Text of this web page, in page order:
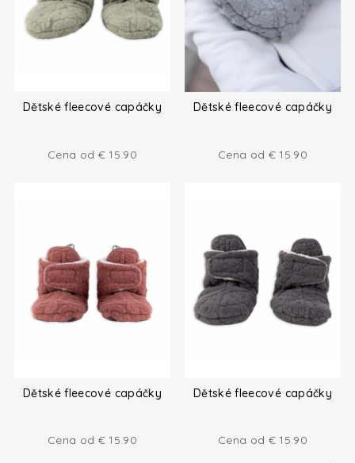
Dětské fleecové capáčky
Cena od € 15.90
Dětské fleecové capáčky
Cena od € 15.90
Dětské fleecové capáčky
Cena od € 15.90
Dětské fleecové capáčky
Cena od € 15.90